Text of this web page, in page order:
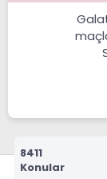
8411
Konular